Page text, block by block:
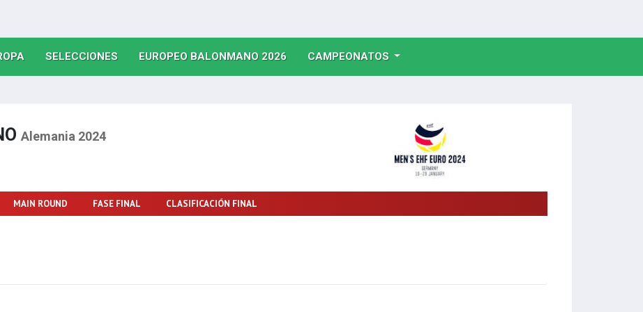
(CURRENT)
SELECCIONES(CURRENT)
EUROPEO BALONMANO 2026(CURRENT)
CAMPEONATOS
Alemania 2024
MAIN ROUND FASE FINAL CLASIFICACIÓN FINAL